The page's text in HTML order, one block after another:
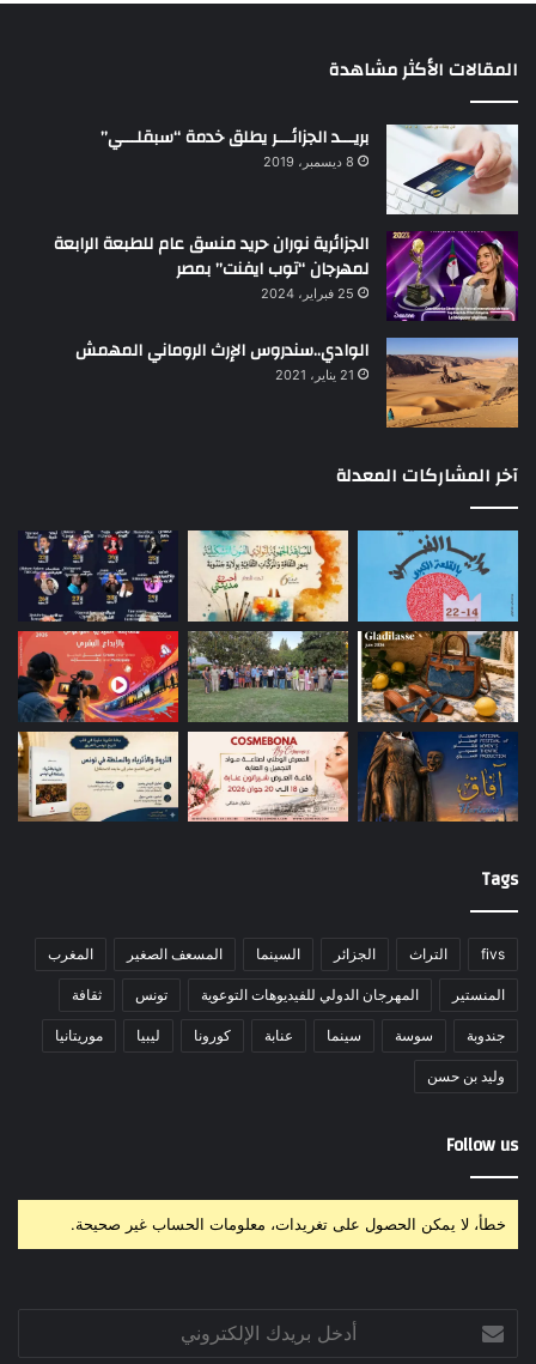
المقالات الأكثر مشاهدة
بريـــد الجزائـــر يطلق خدمة “سبقلـــي”
8 ديسمبر، 2019
الجزائرية نوران حريد منسق عام للطبعة الرابعة
لمهرجان “توب ايفنت” بمصر
25 فبراير، 2024
الوادي..سندروس الإرث الروماني المهمش
21 يناير، 2021
آخر المشاركات المعدلة
Tags
fivs التراث الجزائر السينما المسعف الصغير المغرب
المنستير المهرجان الدولي للفيديوهات التوعوية تونس ثقافة
جندوبة سوسة سينما عنابة كورونا ليبيا موريتانيا
وليد بن حسن
Follow us
خطأ، لا يمكن الحصول على تغريدات، معلومات الحساب غير صحيحة.
بريدك